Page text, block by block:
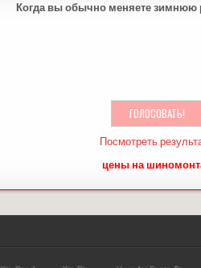
Когда вы обычно меняете зимнюю
Посмотреть
цены на